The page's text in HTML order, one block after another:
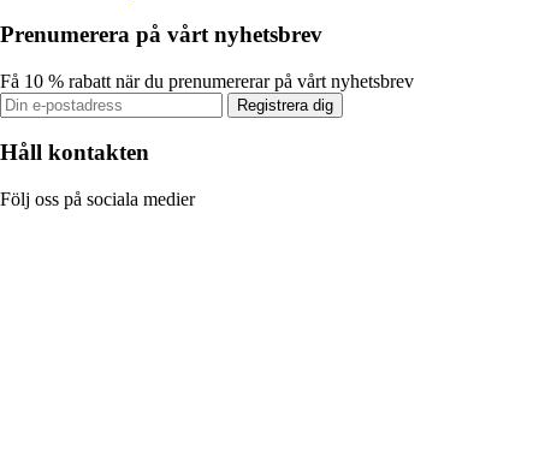
Prenumerera på vårt nyhetsbrev
Få 10 % rabatt när du prenumererar på vårt nyhetsbrev
Registrera dig
Håll kontakten
Följ oss på sociala medier